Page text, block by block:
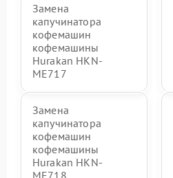
Замена
капучинатора
кофемашин
кофемашины
Hurakan HKN-
ME717
Замена
капучинатора
кофемашин
кофемашины
Hurakan HKN-
ME718